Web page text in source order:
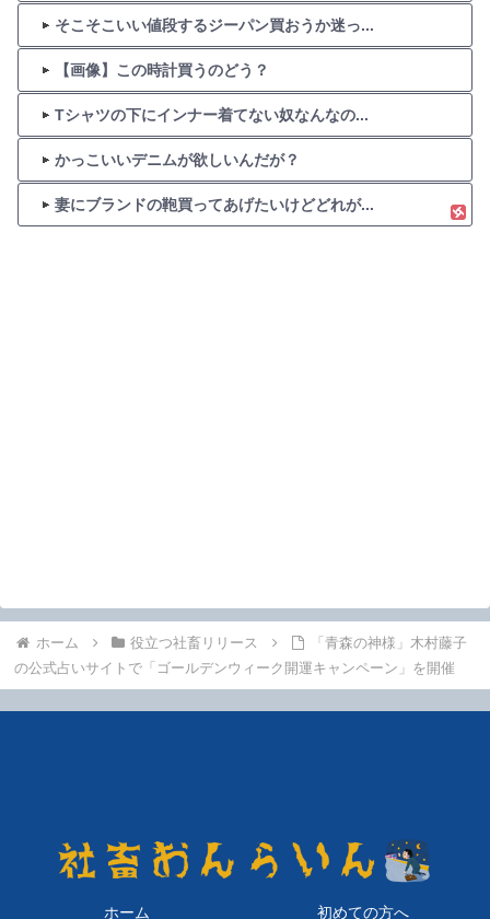
そこそこいい値段するジーパン買おうか迷っ...
【画像】この時計買うのどう？
Tシャツの下にインナー着てない奴なんなの...
かっこいいデニムが欲しいんだが？
妻にブランドの鞄買ってあげたいけどどれが...
ホーム 役立つ社畜リリース
「青森の神様」木村藤子
の公式占いサイトで「ゴールデンウィーク開運キャンペーン」を開催
ホーム 初めての方へ